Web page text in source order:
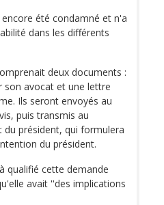
été condamné et n'a
dans les différents
deux documents :
son avocat et une lettre
Ils seront envoyés au
puis transmis au
du président, qui formulera
du président.
qualifié cette demande
avait ''des implications